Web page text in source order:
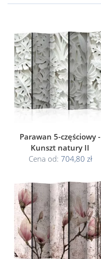
Parawan 5-częściowy -
Kunszt natury II
Cena od: 704,80 zł